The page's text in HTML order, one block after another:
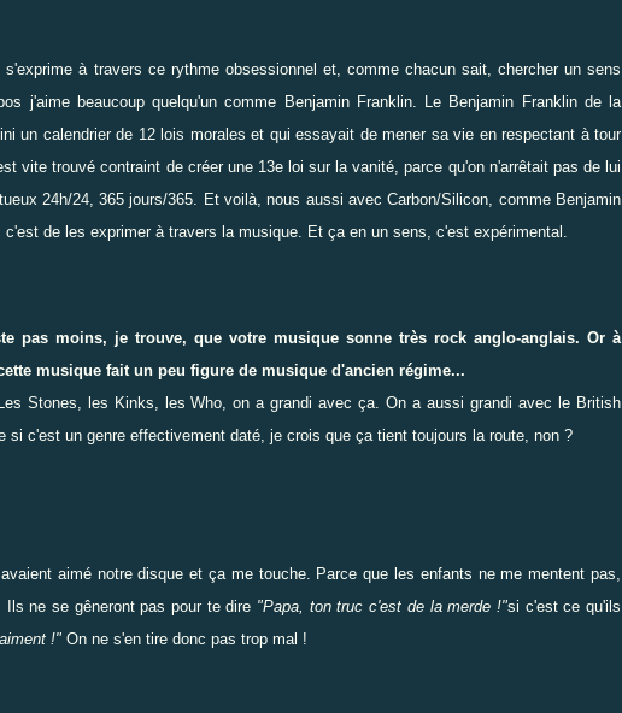
à travers ce rythme obsessionnel et, comme chacun sait, chercher un sens
j'aime beaucoup quelqu'un comme Benjamin Franklin. Le Benjamin Franklin de la
un calendrier de 12 lois morales et qui essayait de mener sa vie en respectant à tour
vite trouvé contraint de créer une 13e loi sur la vanité, parce qu'on n'arrêtait pas de lui
24h/24, 365 jours/365. Et voilà, nous aussi avec Carbon/Silicon, comme Benjamin
de les exprimer à travers la musique. Et ça en un sens, c'est expérimental.
pas moins, je trouve, que votre musique sonne très rock anglo-anglais. Or à
musique fait un peu figure de musique d'ancien régime...
Stones, les Kinks, les Who, on a grandi avec ça. On a aussi grandi avec le British
si c'est un genre effectivement daté, je crois que ça tient toujours la route, non ?
aimé notre disque et ça me touche. Parce que les enfants ne me mentent pas,
ne se gêneront pas pour te dire "Papa, ton truc c'est de la merde !"si c'est ce qu'ils
!" On ne s'en tire donc pas trop mal !